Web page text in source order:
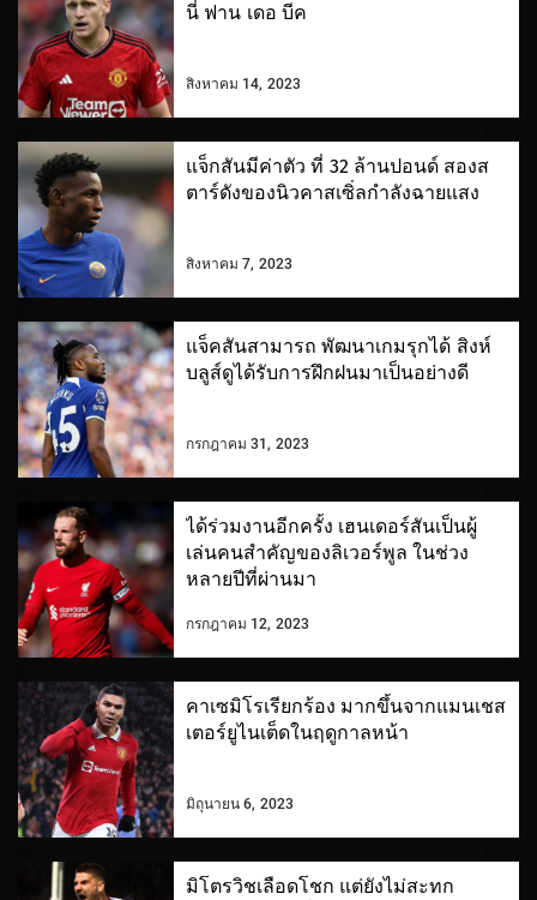
นี่ ฟาน เดอ บีค
สิงหาคม 14, 2023
แจ็กสันมีค่าตัว ที่ 32 ล้านปอนด์ สองส
ตาร์ดังของนิวคาสเซิ่ลกำลังฉายแสง
สิงหาคม 7, 2023
แจ็คสันสามารถ พัฒนาเกมรุกได้ สิงห์
บลูส์ดูได้รับการฝึกฝนมาเป็นอย่างดี
กรกฎาคม 31, 2023
ได้ร่วมงานอีกครั้ง เฮนเดอร์สันเป็นผู้
เล่นคนสำคัญของลิเวอร์พูล ในช่วง
หลายปีที่ผ่านมา
กรกฎาคม 12, 2023
คาเซมิโรเรียกร้อง มากขึ้นจากแมนเชส
เตอร์ยูไนเต็ดในฤดูกาลหน้า
มิถุนายน 6, 2023
มิโตรวิชเลือดโชก แต่ยังไม่สะทก